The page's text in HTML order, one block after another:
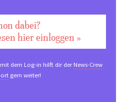
dabei?
hier einloggen »
dem Log-in hilft dir derNews-Crew
gern weiter!